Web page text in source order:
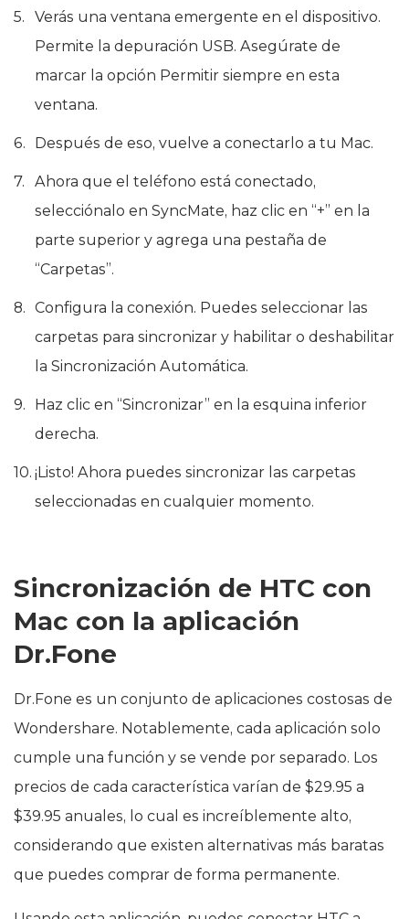
Verás una ventana emergente en el dispositivo.
Permite la depuración USB. Asegúrate de
marcar la opción Permitir siempre en esta
ventana.
Después de eso, vuelve a conectarlo a tu Mac.
Ahora que el teléfono está conectado,
selecciónalo en SyncMate, haz clic en “+” en la
parte superior y agrega una pestaña de
“Carpetas”.
Configura la conexión. Puedes seleccionar las
carpetas para sincronizar y habilitar o deshabilitar
la Sincronización Automática.
Haz clic en “Sincronizar” en la esquina inferior
derecha.
¡Listo! Ahora puedes sincronizar las carpetas
seleccionadas en cualquier momento.
Sincronización de HTC con
Mac con la aplicación
Dr.Fone
Dr.Fone es un conjunto de aplicaciones costosas de
Wondershare. Notablemente, cada aplicación solo
cumple una función y se vende por separado. Los
precios de cada característica varían de $29.95 a
$39.95 anuales, lo cual es increíblemente alto,
considerando que existen alternativas más baratas
que puedes comprar de forma permanente.